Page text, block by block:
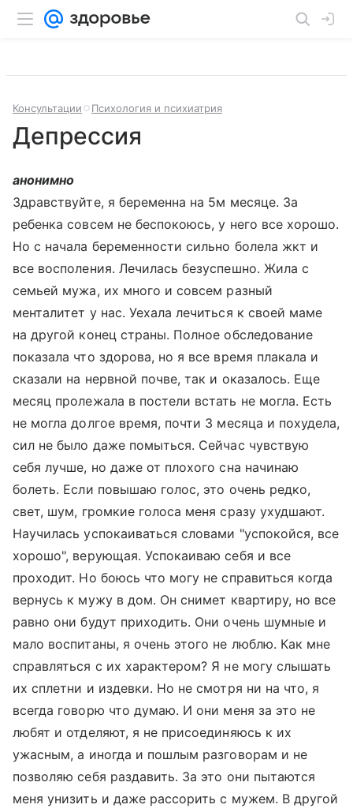
Консультации Психология и психиатрия
Депрессия
анонимно
Здравствуйте, я беременна на 5м месяце. За
ребенка совсем не беспокоюсь, у него все хорошо.
Но с начала беременности сильно болела жкт и
все восполения. Лечилась безуспешно. Жила с
семьей мужа, их много и совсем разный
менталитет у нас. Уехала лечиться к своей маме
на другой конец страны. Полное обследование
показала что здорова, но я все время плакала и
сказали на нервной почве, так и оказалось. Еще
месяц пролежала в постели встать не могла. Есть
не могла долгое время, почти 3 месяца и похудела,
сил не было даже помыться. Сейчас чувствую
себя лучше, но даже от плохого сна начинаю
болеть. Если повышаю голос, это очень редко,
свет, шум, громкие голоса меня сразу ухудшают.
Научилась успокаиваться словами "успокойся, все
хорошо", верующая. Успокаиваю себя и все
проходит. Но боюсь что могу не справиться когда
вернусь к мужу в дом. Он снимет квартиру, но все
равно они будут приходить. Они очень шумные и
мало воспитаны, я очень этого не люблю. Как мне
справляться с их характером? Я не могу слышать
их сплетни и издевки. Но не смотря ни на что, я
всегда говорю что думаю. И они меня за это не
любят и отделяют, я не присоединяюсь к их
ужасным, а иногда и пошлым разговорам и не
позволяю себя раздавить. За это они пытаются
меня унизить и даже рассорить с мужем. В другой